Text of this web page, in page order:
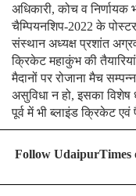
अधिकारी, कोच व
चैम्पियनशिप-2022 के
संस्थान अध्यक्ष प्रशांत
क्रिकेट महाकुंभ की
मैदानों पर रोजाना मैच
असुविधा न हो, इसका विशेष
पूर्व में भी ब्लाइंड क्रिकेट एवं
Follow UdaipurTimes